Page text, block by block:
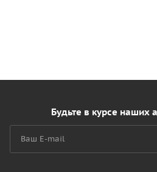
Будьте в курсе наших